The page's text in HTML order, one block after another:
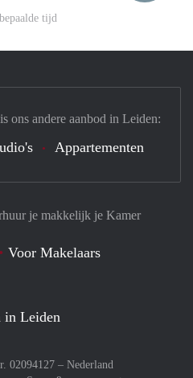
tijd
je makkelijk je Kamer
Voor Makelaars
in Leiden
02094127 – Nederland
ons andere aanbod in Leiden:
Appartementen